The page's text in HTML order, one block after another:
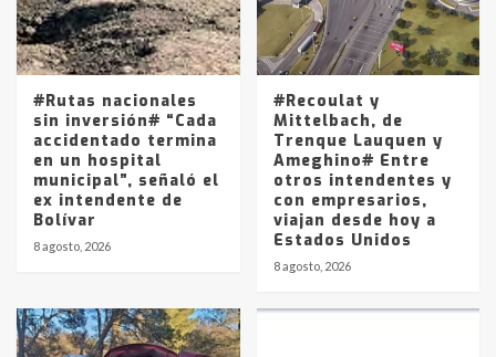
5
Los precios de los combustibles en
La Pampa, desde YPF hasta Axion
entre 857 a 1338 pesos
#Rutas nacionales
sin inversión# “Cada
accidentado termina
en un hospital
municipal”, señaló el
ex intendente de
Bolívar
8 agosto, 2026
#Recoulat y
Mittelbach, de
Trenque Lauquen y
Ameghino# Entre
otros intendentes y
con empresarios,
viajan desde hoy a
Estados Unidos
8 agosto, 2026